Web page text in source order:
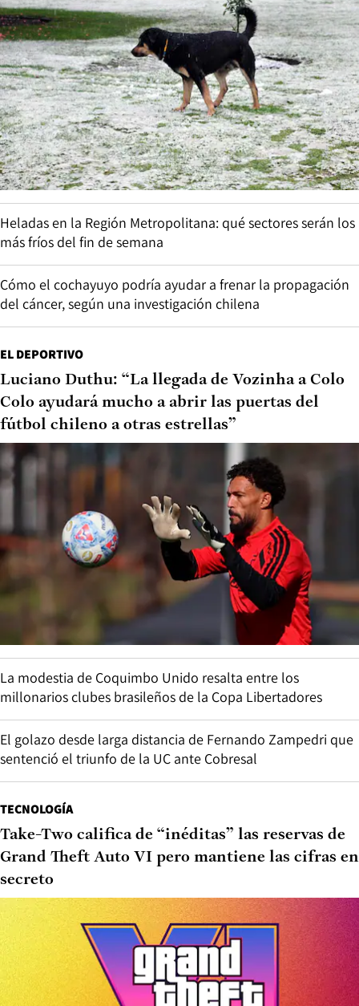
Heladas en la Región Metropolitana: qué sectores serán los
más fríos del fin de semana
Cómo el cochayuyo podría ayudar a frenar la propagación
del cáncer, según una investigación chilena
EL DEPORTIVO
Luciano Duthu: “La llegada de Vozinha a Colo
Colo ayudará mucho a abrir las puertas del
fútbol chileno a otras estrellas”
La modestia de Coquimbo Unido resalta entre los
millonarios clubes brasileños de la Copa Libertadores
El golazo desde larga distancia de Fernando Zampedri que
sentenció el triunfo de la UC ante Cobresal
TECNOLOGÍA
Take-Two califica de “inéditas” las reservas de
Grand Theft Auto VI pero mantiene las cifras en
secreto